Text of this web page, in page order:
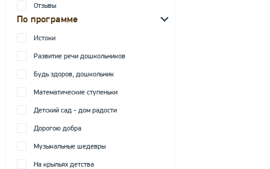
Отзывы
По программе
Истоки
Развитие речи дошкольников
Будь здоров, дошкольник
Математические ступеньки
Детский сад - дом радости
Дорогою добра
Музыкальные шедевры
На крыльях детства